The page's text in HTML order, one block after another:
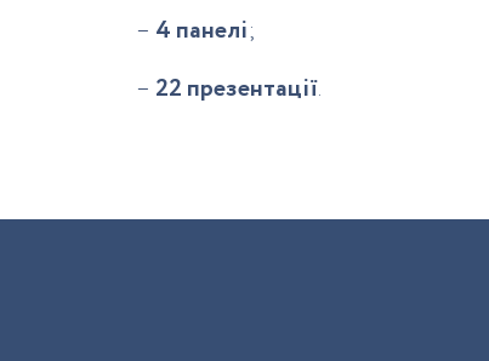
– 4 панелі;
– 22 презентації.